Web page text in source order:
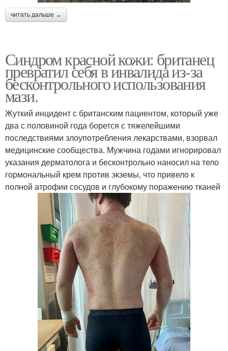
читать дальше →
Синдром красной кожи: британец
превратил себя в инвалида из-за
бесконтрольного использования
мази.
Жуткий инцидент с британским пациентом, который уже
два с половиной года борется с тяжелейшими
последствиями злоупотребления лекарствами, взорвал
медицинские сообщества. Мужчина годами игнорировал
указания дерматолога и бесконтрольно наносил на тело
гормональный крем против экземы, что привело к
полной атрофии сосудов и глубокому поражению тканей